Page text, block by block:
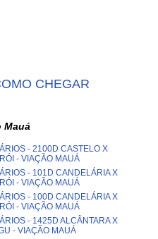
CHEGAR
Mauá
- 2100D CASTELO X
- VIAÇÃO MAUÁ
- 101D CANDELÁRIA X
- VIAÇÃO MAUÁ
- 100D CANDELÁRIA X
- VIAÇÃO MAUÁ
- 1425D ALCÂNTARA X
- VIAÇÃO MAUÁ